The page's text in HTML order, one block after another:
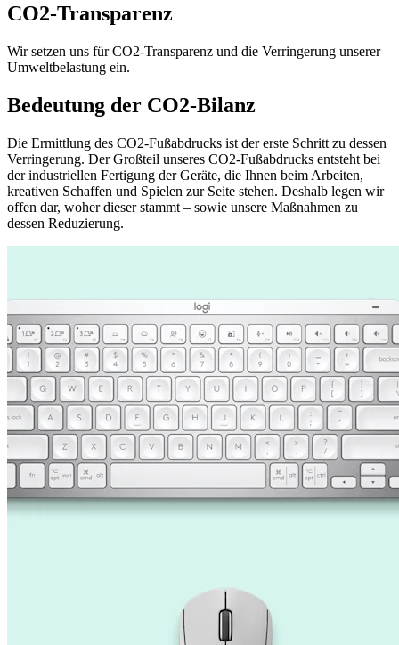
CO2-Transparenz
Wir setzen uns für CO2-Transparenz und die Verringerung unserer
Umweltbelastung ein.
Bedeutung der CO2-Bilanz
Die Ermittlung des CO2-Fußabdrucks ist der erste Schritt zu dessen
Verringerung. Der Großteil unseres CO2-Fußabdrucks entsteht bei
der industriellen Fertigung der Geräte, die Ihnen beim Arbeiten,
kreativen Schaffen und Spielen zur Seite stehen. Deshalb legen wir
offen dar, woher dieser stammt – sowie unsere Maßnahmen zu
dessen Reduzierung.